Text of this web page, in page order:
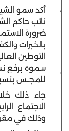
أكد سمو
نائب حاكم
ضرورة
بالخبرات
التوطين
سموه برفع
للمجلس بنسبة 100% قبل نهاية
جاء ذلك
وذلك في مقر